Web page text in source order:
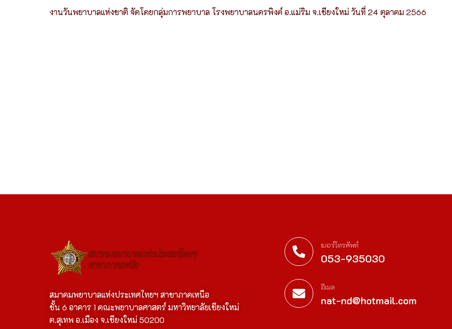
งานวันพยาบาลแห่งชาติ จัดโดยกลุ่มการพยาบาล โรงพยาบาลนครพิงค์ อ.แม่ริม จ.เชียงใหม่ วันที่ 24 ตุลาคม 2566
สมาคมพยาบาลแห่งประเทศไทยฯ สาขาภาคเหนือ
ชั้น 6 อาคาร 1 คณะพยาบาลศาสตร์ มหาวิทยาลัยเชียงใหม่
ต.สุเทพ อ.เมือง จ.เชียงใหม่ 50200
เบอร์โทรศัพท์
053-935030
อีเมล
nat-nd@hotmail.com